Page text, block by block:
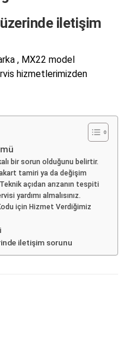
iletişim
, MX22 model
hizmetlerimizden
bir sorun olduğunu belirtir.
tamiri ya da değişim
açıdan arızanın tespiti
yardımı almalısınız.
için Hizmet Verdiğimiz
iletişim sorunu